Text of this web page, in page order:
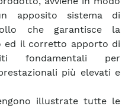
apposito sistema di
che garantisce la
ed il corretto apporto di
fondamentali per
più elevati e
illustrate tutte le